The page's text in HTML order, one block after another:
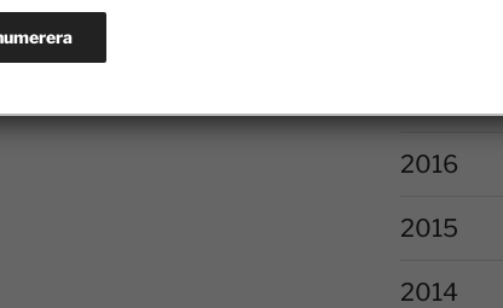
2016
2015
2014